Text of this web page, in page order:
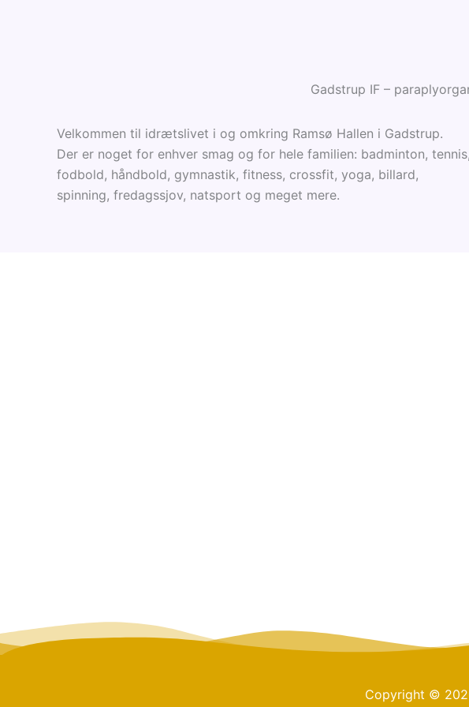
Gadstrup IF –
Velkommen til idrætslivet i og omkring Ramsø Hallen i Gadstrup.
Der er noget for enhver smag og for hele familien: badminton, tennis,
fodbold, håndbold, gymnastik, fitness, crossfit, yoga, billard,
spinning, fredagssjov, natsport og meget mere.
Copyright ©